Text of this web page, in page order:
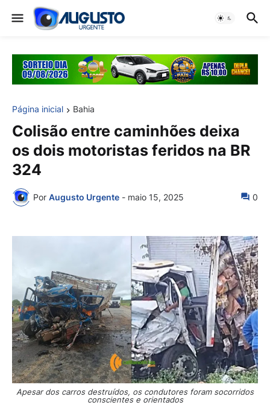
Página inicial Bahia
Colisão entre caminhões deixa
os dois motoristas feridos na BR
324
Por Augusto Urgente - maio 15, 2025 0
Apesar dos carros destruídos, os condutores foram socorridos
conscientes e orientados